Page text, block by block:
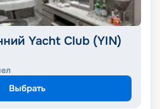
Yacht Club (YIN)
Выбрать